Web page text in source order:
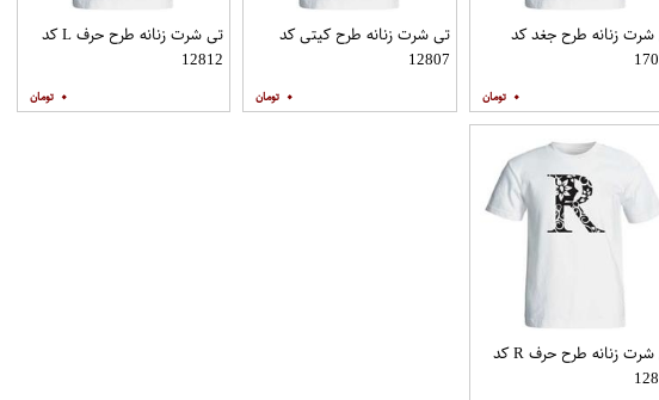
زنانه طرح جغد کد
۰
تی شرت زنانه طرح کیتی کد
12807
۰
تی شرت زنانه طرح حرف L کد
12812
۰
تی شرت زنانه طرح حرف R کد